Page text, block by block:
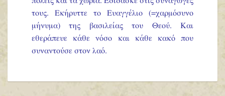
τους. Εκήρυττε το Ευαγγέλιο (=χαρμόσυνο
μήνυμα) της βασιλείας του Θεού. Και
εθεράπευε κάθε νόσο και κάθε κακό που
συναντούσε στον λαό.